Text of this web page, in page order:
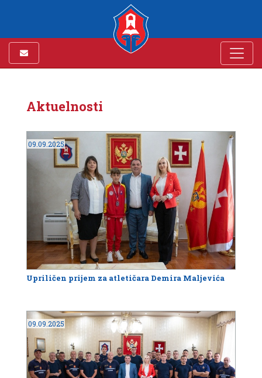
Aktuelnosti
09.09.2025
Upriličen prijem za atletičara Demira Maljevića
09.09.2025